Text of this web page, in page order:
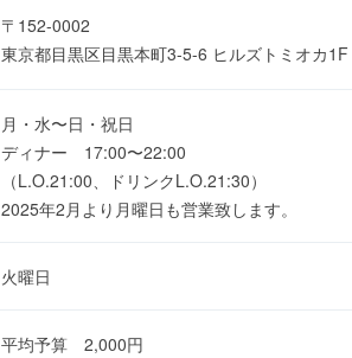
〒152-0002
東京都目黒区目黒本町3-5-6 ヒルズトミオカ1F
月・水〜日・祝日
ディナー 17:00〜22:00
（L.O.21:00、ドリンクL.O.21:30）
2025年2月より月曜日も営業致します。
火曜日
平均予算 2,000円